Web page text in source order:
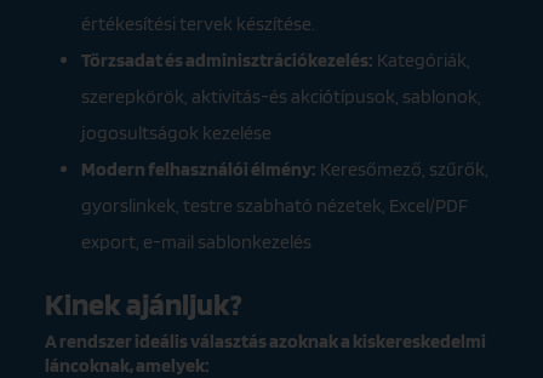
értékesítési tervek készítése.
Törzsadat és adminisztrációkezelés: Kategóriák,
szerepkörök, aktivitás-és akciótípusok, sablonok,
jogosultságok kezelése
Modern felhasználói élmény: Keresőmező, szűrők,
gyorslinkek, testre szabható nézetek, Excel/PDF
export, e-mail sablonkezelés
Kinek ajánljuk?
A rendszer ideális választás azoknak a kiskereskedelmi
láncoknak, amelyek: